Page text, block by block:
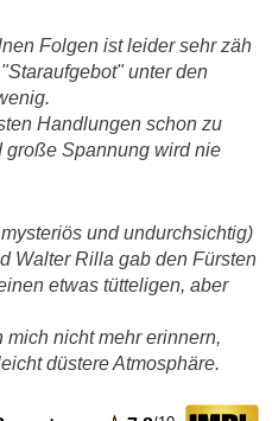
Folgen ist leider sehr zäh
unter den
Handlungen schon zu
große Spannung wird nie
und undurchsichtig)
Walter Rilla gab den Fürsten
etwas tütteligen, aber
nicht mehr erinnern,
düstere Atmosphäre.